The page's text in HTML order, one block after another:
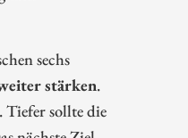
sechs
stärken.
Tiefer sollte die